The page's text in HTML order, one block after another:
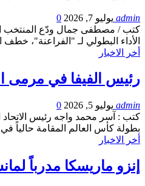
admin يوليو 7, 2026
0
الأداء البطولي لـ "الفراعنة"، خطف
أخر الاخبار
رئيس الفيفا في مرمى
admin يوليو 5, 2026
0
بطولة كأس العالم المقامة حالياً
أخر الاخبار
إنزو ماريسكا مدرباً